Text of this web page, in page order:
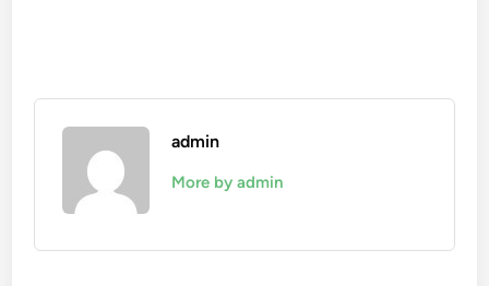
admin
More by admin